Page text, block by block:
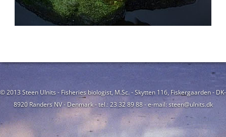
© 2013 Steen Ulnits - Fisheries biologist, M.Sc. - Skytten 116, Fiskergaarden - DK-
8920 Randers NV - Denmark - tel.: 23 32 89 88 - e-mail: steen@ulnits.dk